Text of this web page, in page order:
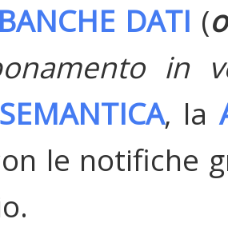
BANCHE DATI (
in
, la
le notifiche